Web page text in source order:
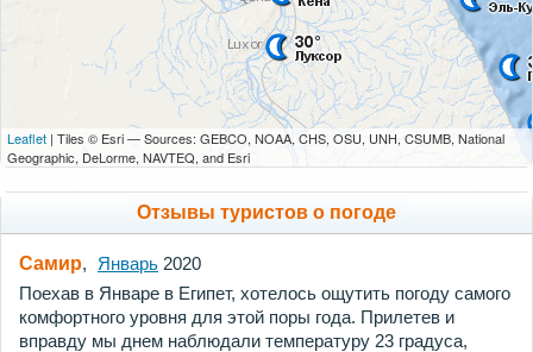
Leaflet | Tiles © Esri — Sources: GEBCO, NOAA, CHS, OSU, UNH, CSUMB, National
Geographic, DeLorme, NAVTEQ, and Esri
Отзывы туристов о погоде
Самир, Январь 2020
Поехав в Январе в Египет, хотелось ощутить погоду самого
комфортного уровня для этой поры года. Прилетев и
вправду мы днем наблюдали температуру 23 градуса,